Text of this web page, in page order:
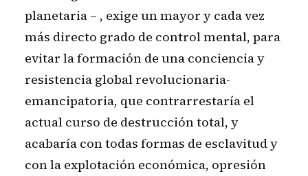
planetaria – , exige un mayor y cada vez
más directo grado de control mental, para
evitar la formación de una conciencia y
resistencia global revolucionaria-
emancipatoria, que contrarrestaría el
actual curso de destrucción total, y
acabaría con todas formas de esclavitud y
con la explotación económica, opresión